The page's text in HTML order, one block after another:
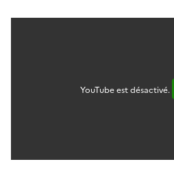
YouTube est désactivé.